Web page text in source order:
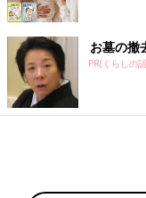
お墓の撤
PR(くらしの